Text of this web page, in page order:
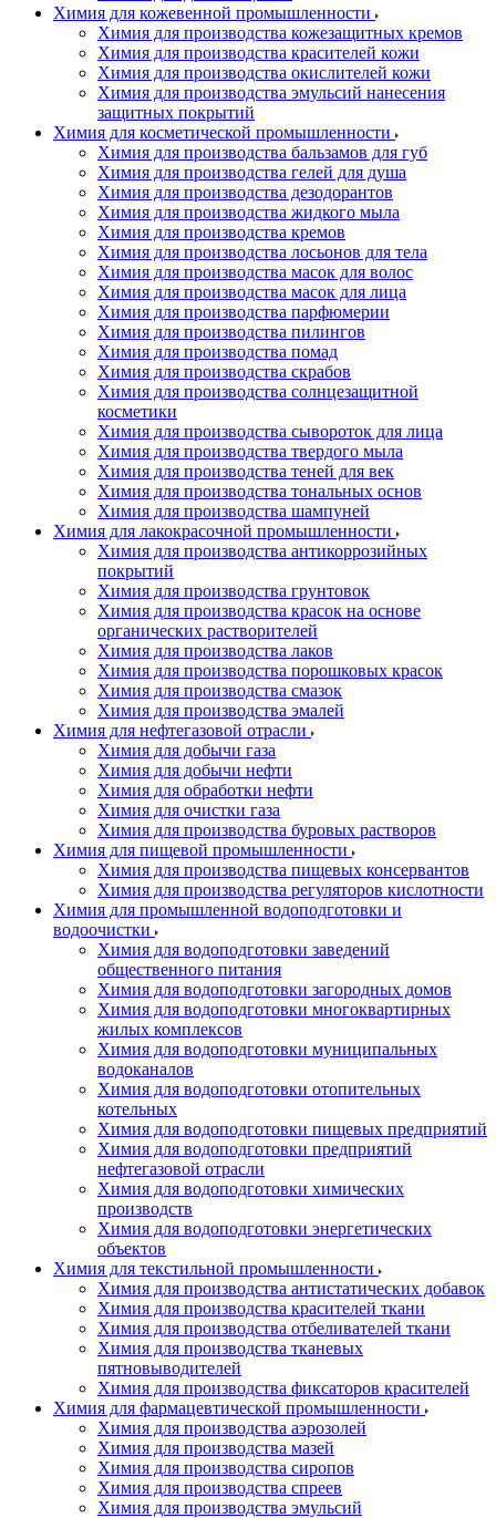
Химия для кожевенной промышленности
Химия для производства кожезащитных кремов
Химия для производства красителей кожи
Химия для производства окислителей кожи
Химия для производства эмульсий нанесения
защитных покрытий
Химия для косметической промышленности
Химия для производства бальзамов для губ
Химия для производства гелей для душа
Химия для производства дезодорантов
Химия для производства жидкого мыла
Химия для производства кремов
Химия для производства лосьонов для тела
Химия для производства масок для волос
Химия для производства масок для лица
Химия для производства парфюмерии
Химия для производства пилингов
Химия для производства помад
Химия для производства скрабов
Химия для производства солнцезащитной
косметики
Химия для производства сывороток для лица
Химия для производства твердого мыла
Химия для производства теней для век
Химия для производства тональных основ
Химия для производства шампуней
Химия для лакокрасочной промышленности
Химия для производства антикоррозийных
покрытий
Химия для производства грунтовок
Химия для производства красок на основе
органических растворителей
Химия для производства лаков
Химия для производства порошковых красок
Химия для производства смазок
Химия для производства эмалей
Химия для нефтегазовой отрасли
Химия для добычи газа
Химия для добычи нефти
Химия для обработки нефти
Химия для очистки газа
Химия для производства буровых растворов
Химия для пищевой промышленности
Химия для производства пищевых консервантов
Химия для производства регуляторов кислотности
Химия для промышленной водоподготовки и
водоочистки
Химия для водоподготовки заведений
общественного питания
Химия для водоподготовки загородных домов
Химия для водоподготовки многоквартирных
жилых комплексов
Химия для водоподготовки муниципальных
водоканалов
Химия для водоподготовки отопительных
котельных
Химия для водоподготовки пищевых предприятий
Химия для водоподготовки предприятий
нефтегазовой отрасли
Химия для водоподготовки химических
производств
Химия для водоподготовки энергетических
объектов
Химия для текстильной промышленности
Химия для производства антистатических добавок
Химия для производства красителей ткани
Химия для производства отбеливателей ткани
Химия для производства тканевых
пятновыводителей
Химия для производства фиксаторов красителей
Химия для фармацевтической промышленности
Химия для производства аэрозолей
Химия для производства мазей
Химия для производства сиропов
Химия для производства спреев
Химия для производства эмульсий